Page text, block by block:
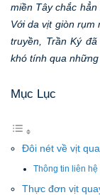
miền Tây chắc
Với da vịt giòn
truyền, Trần Ký
khó tính qua những
Mục Lục
Đôi nét về vịt
Thông tin liên hệ
Thực đơn vịt